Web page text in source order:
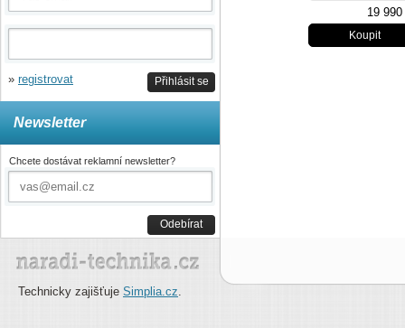
19
Přihlásit se
» registrovat
Newsletter
Chcete dostávat reklamní newsletter?
Odebírat
Technicky zajišťuje Simplia.cz.